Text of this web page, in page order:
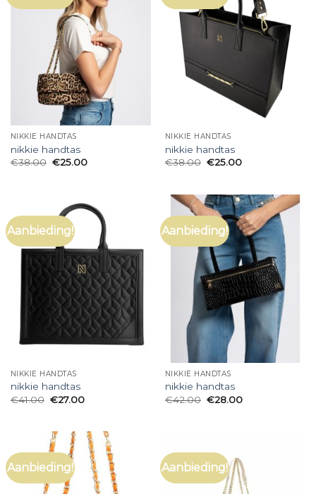
NIKKIE HANDTAS
nikkie handtas
€38.00 €25.00
NIKKIE HANDTAS
nikkie handtas
€38.00 €25.00
Aanbieding!
NIKKIE HANDTAS
nikkie handtas
€41.00 €27.00
Aanbieding!
NIKKIE HANDTAS
nikkie handtas
€42.00 €28.00
Aanbieding! Aanbieding!